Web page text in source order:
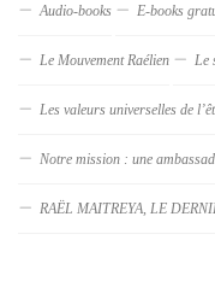
Audio-books E-books
Le Mouvement Raélien Le
Les valeurs universelles de
Notre mission : une
RAËL MAITREYA, LE